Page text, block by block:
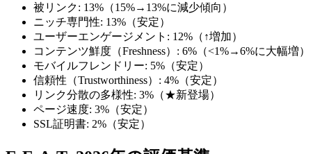
被リンク: 13%（15%→13%に減少傾向）
ニッチ専門性: 13%（安定）
ユーザーエンゲージメント: 12%（↑増加）
コンテンツ鮮度（Freshness）: 6%（<1%→6%に大幅増）
モバイルフレンドリー: 5%（安定）
信頼性（Trustworthiness）: 4%（安定）
リンク分散の多様性: 3%（★新登場）
ページ速度: 3%（安定）
SSL証明書: 2%（安定）